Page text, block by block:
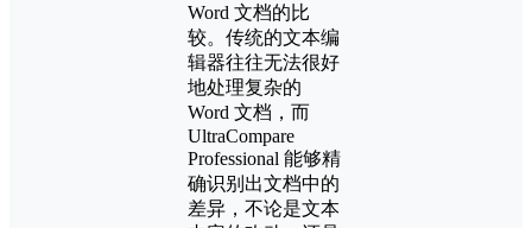
Word 文档的比
较。传统的文本编
辑器往往无法很好
地处理复杂的
Word 文档，而
UltraCompare
Professional 能够精
确识别出文档中的
差异，不论是文本